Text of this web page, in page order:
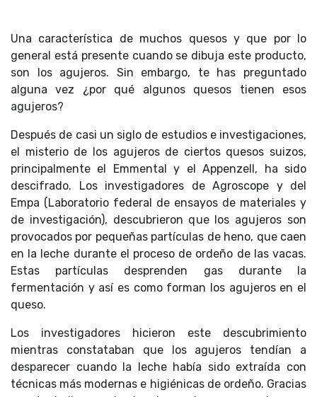
Una característica de muchos quesos y que por lo
general está presente cuando se dibuja este producto,
son los agujeros. Sin embargo, te has preguntado
alguna vez ¿por qué algunos quesos tienen esos
agujeros?
Después de casi un siglo de estudios e investigaciones,
el misterio de los agujeros de ciertos quesos suizos,
principalmente el Emmental y el Appenzell, ha sido
descifrado. Los investigadores de Agroscope y del
Empa (Laboratorio federal de ensayos de materiales y
de investigación), descubrieron que los agujeros son
provocados por pequeñas partículas de heno, que caen
en la leche durante el proceso de ordeño de las vacas.
Estas partículas desprenden gas durante la
fermentación y así es como forman los agujeros en el
queso.
Los investigadores hicieron este descubrimiento
mientras constataban que los agujeros tendían a
desparecer cuando la leche había sido extraída con
técnicas más modernas e higiénicas de ordeño. Gracias